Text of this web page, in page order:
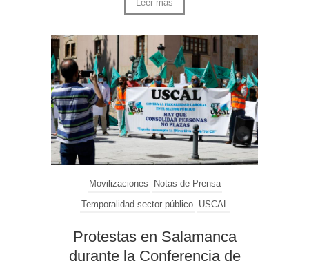
Leer más
Movilizaciones
Notas de Prensa
Temporalidad sector público
USCAL
Protestas en Salamanca
durante la Conferencia de